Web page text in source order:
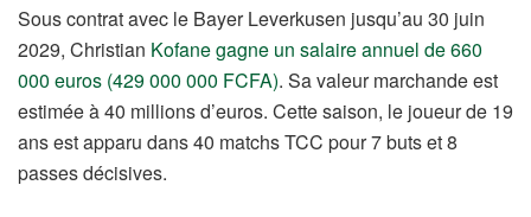
Sous contrat avec le Bayer Leverkusen jusqu’au 30 juin
2029, Christian Kofane gagne un salaire annuel de 660
000 euros (429 000 000 FCFA). Sa valeur marchande est
estimée à 40 millions d’euros. Cette saison, le joueur de 19
ans est apparu dans 40 matchs TCC pour 7 buts et 8
passes décisives.